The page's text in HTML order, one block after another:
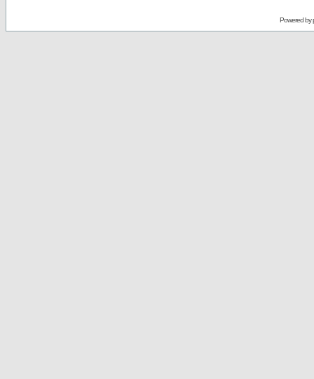
Powered by